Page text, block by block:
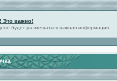
Это важно!
будет размещаться важная информация.